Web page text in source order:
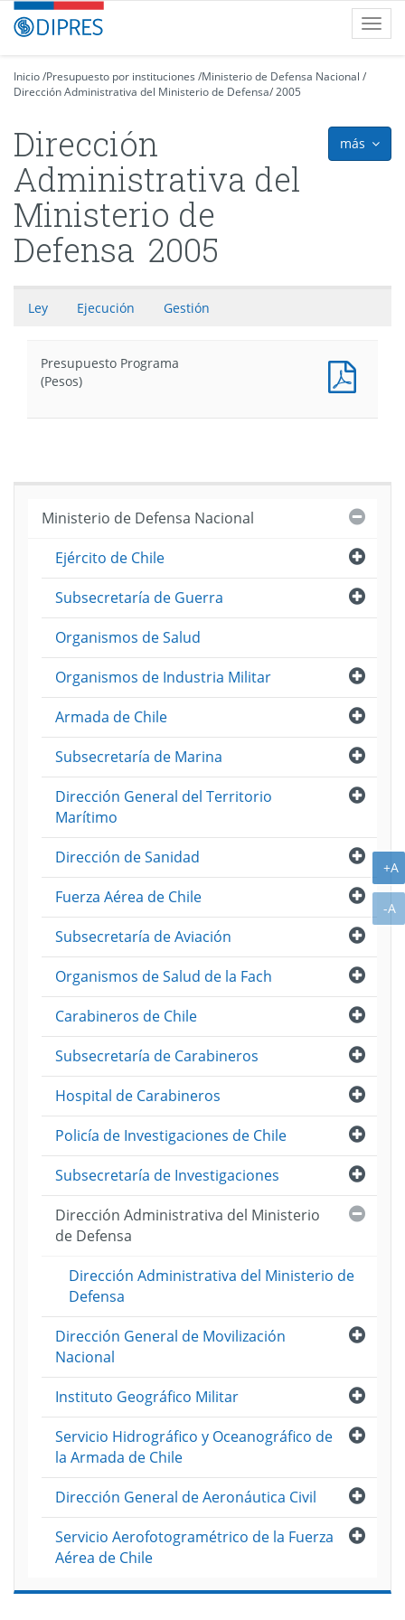
Contenido
principalDIPRES
-
de
Presupuestos
Inicio/Presupuesto por instituciones /Ministerio de Defensa Nacional /
Dirección Administrativa del Ministerio de Defensa/2005
más
Dirección
Administrativa del
Ministerio de
Defensa 2005
Ley Ejecución Gestión
Presupuesto Programa
(Pesos)
Ministerio de Defensa Nacional
Abrir
Ejército de Chile
Abrir
Subsecretaría de Guerra
Organismos de Salud
Abrir
Organismos de Industria Militar
Abrir
Armada de Chile
Abrir
Subsecretaría de Marina
Abrir
Dirección General del Territorio
Marítimo
Abrir
Dirección de Sanidad
Abrir
Fuerza Aérea de Chile
Abrir
Subsecretaría de Aviación
Abrir
Organismos de Salud de la Fach
Abrir
Carabineros de Chile
Abrir
Subsecretaría de Carabineros
Abrir
Hospital de Carabineros
Abrir
Policía de Investigaciones de Chile
Abrir
Subsecretaría de Investigaciones
Dirección Administrativa del Ministerio
de Defensa
Dirección Administrativa del Ministerio de
Defensa
Abrir
Dirección General de Movilización
Nacional
Abrir
Instituto Geográfico Militar
Abrir
Servicio Hidrográfico y Oceanográfico de
la Armada de Chile
Abrir
Dirección General de Aeronáutica Civil
Abrir
Servicio Aerofotogramétrico de la Fuerza
Aérea de Chile
+A
-A